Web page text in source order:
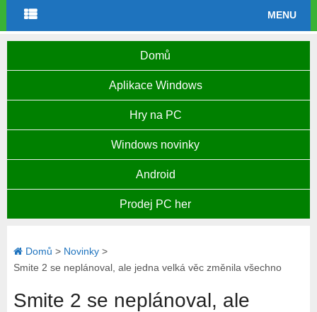
MENU
Domů
Aplikace Windows
Hry na PC
Windows novinky
Android
Prodej PC her
Domů > Novinky>
Smite 2 se neplánoval, ale jedna velká věc změnila všechno
Smite 2 se neplánoval, ale